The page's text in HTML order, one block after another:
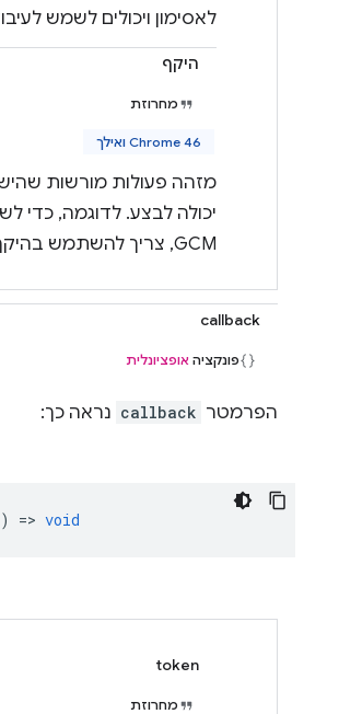
לאסימון ויכולים לשמש
היקף
מחרוזת
Chrome 46 ואילך
מזהה פעולות מורשות
יכולה לבצע. לדוגמה, כדי
GCM, צריך להשתמש בהיקף
callback
פונקציה אופציונלית
הפרמטר callback נראה כך:
) => void
token
מחרוזת